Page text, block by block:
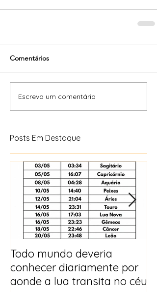
Comentários
Escreva um comentário
Posts Em Destaque
Todo mundo deveria
conhecer diariamente por
aonde a lua transita no céu